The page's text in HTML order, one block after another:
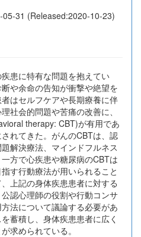
31 (Released:2020-10-23)
患に特有な問題を抱えてい
や余命の告知が衝撃や絶望を
はセルフケアや長期療養に伴
社会的問題や苦痛の改善に、
therapy: CBT)が有用であ
れてきた。がんのCBTは、認
解決療法、マインドフルネス
方で心疾患や糖尿病のCBTは
す行動療法が用いられること
上記の身体疾患患者に対する
認心理師の役割や行動コンサ
法について議論する必要があ
蓄積し、身体疾患患者に広く
求められている。